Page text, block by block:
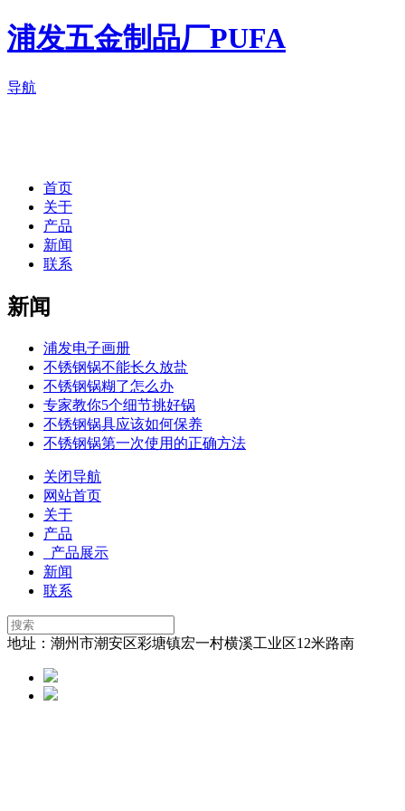
浦发五金制品厂PUFA
导航
首页
关于
产品
新闻
联系
新闻
浦发电子画册
不锈钢锅不能长久放盐
不锈钢锅糊了怎么办
专家教你5个细节挑好锅
不锈钢锅具应该如何保养
不锈钢锅第一次使用的正确方法
关闭导航
网站首页
关于
产品
产品展示
新闻
联系
地址：潮州市潮安区彩塘镇宏一村横溪工业区12米路南